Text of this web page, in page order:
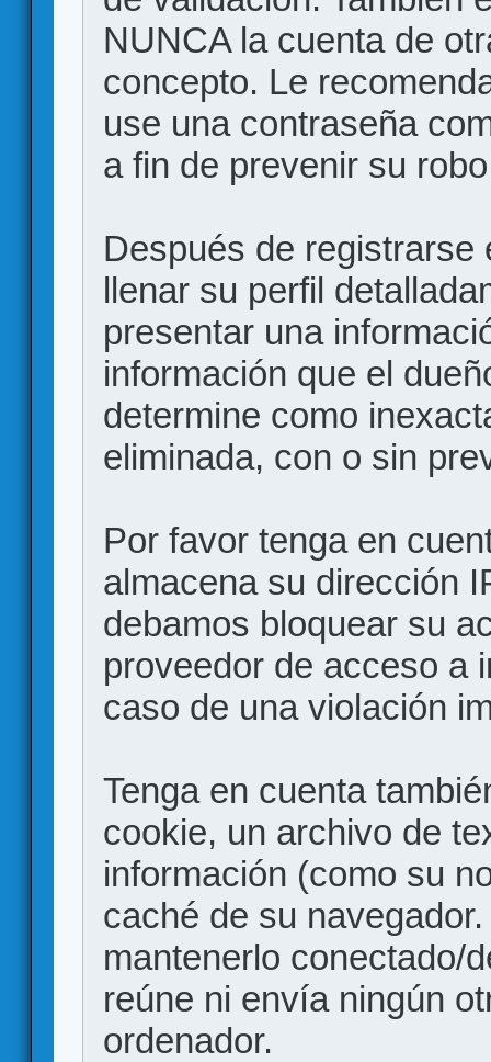
NUNCA la cuenta de
concepto. Le
use una contraseña
a fin de prevenir su
Después de registrarse
llenar su perfil
presentar una
información que el
determine como
eliminada, con o sin
Por favor tenga en
almacena su dirección
debamos bloquear su
proveedor de acceso a
caso de una violación
Tenga en cuenta
cookie, un archivo de
información (como su
caché de su
mantenerlo conectado/
reúne ni envía ningún
ordenador.